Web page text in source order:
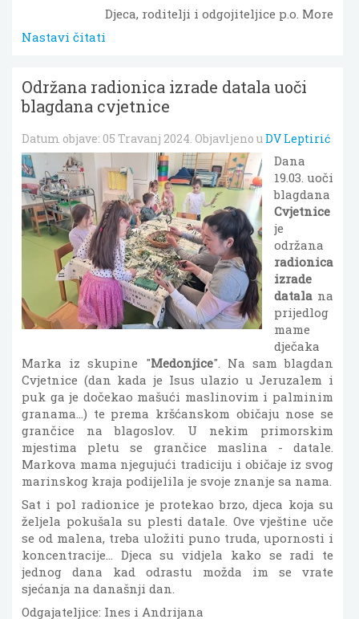
Djeca, roditelji i odgojiteljice p.o. More
Nastavi čitati
Održana radionica izrade datala uoči
blagdana cvjetnice
Datum objave: 05 Travanj 2024. Objavljeno uDV Leptirić
Dana
19.03. uoči
blagdana
Cvjetnice
je
održana
radionica
izrade
datala na
prijedlog
mame
dječaka
Marka iz skupine "Medonjice". Na sam blagdan
Cvjetnice (dan kada je Isus ulazio u Jeruzalem i
puk ga je dočekao mašući maslinovim i palminim
granama...) te prema kršćanskom običaju nose se
grančice na blagoslov. U nekim primorskim
mjestima pletu se grančice maslina - datale.
Markova mama njegujući tradiciju i običaje iz svog
marinskog kraja podijelila je svoje znanje sa nama.
Sat i pol radionice je protekao brzo, djeca koja su
željela pokušala su plesti datale. Ove vještine uče
se od malena, treba uložiti puno truda, upornosti i
koncentracije... Djeca su vidjela kako se radi te
jednog dana kad odrastu možda im se vrate
sjećanja na današnji dan.
Odgajateljice: Ines i Andrijana